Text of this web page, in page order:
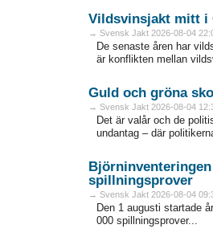
Vildsvinsjakt mitt i
→ Svensk Jakt 2026-08-04
De senaste åren har
är konflikten mellan
Guld och gröna
→ Svensk Jakt 2026-08-04
Det är valår och de
undantag – där
spillningsprover
→ Svensk Jakt 2026-08-04
Den 1 augusti startade
000 spillningsprover...